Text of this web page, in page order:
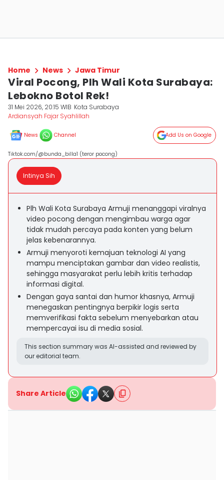
Home News Jawa Timur
Viral Pocong, Plh Wali Kota Surabaya:
Lebokno Botol Rek!
31 Mei 2026, 20:15 WIB Kota Surabaya
Ardiansyah Fajar Syahlillah
News Channel Add Us on Google
Tiktok.com/@bunda_billa1 (teror pocong)
Intinya Sih
Plh Wali Kota Surabaya Armuji menanggapi viralnya
video pocong dengan mengimbau warga agar
tidak mudah percaya pada konten yang belum
jelas kebenarannya.
Armuji menyoroti kemajuan teknologi AI yang
mampu menciptakan gambar dan video realistis,
sehingga masyarakat perlu lebih kritis terhadap
informasi digital.
Dengan gaya santai dan humor khasnya, Armuji
menegaskan pentingnya berpikir logis serta
memverifikasi fakta sebelum menyebarkan atau
mempercayai isu di media sosial.
This section summary was AI-assisted and reviewed by
our editorial team.
Share Article